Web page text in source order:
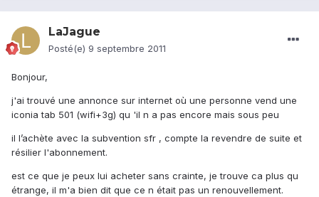
LaJague
Posté(e) 9 septembre 2011
Bonjour,
j'ai trouvé une annonce sur internet où une personne vend une
iconia tab 501 (wifi+3g) qu 'il n a pas encore mais sous peu
il l’achète avec la subvention sfr , compte la revendre de suite et
résilier l'abonnement.
est ce que je peux lui acheter sans crainte, je trouve ca plus qu
étrange, il m'a bien dit que ce n était pas un renouvellement.